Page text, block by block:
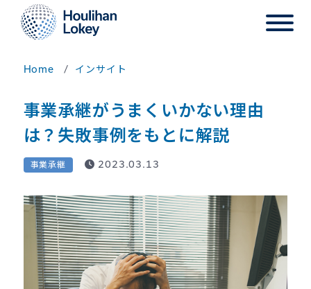
Home インサイト
事業承継がうまくいかない理由
は？失敗事例をもとに解説
事業承継 2023.03.13